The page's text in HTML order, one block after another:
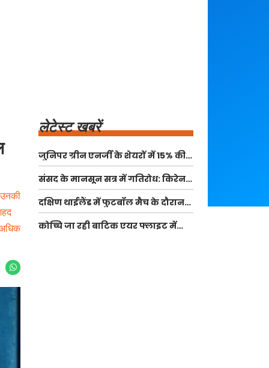
लेटेस्ट खबरें
जुनिपर ग्रीन एनर्जी के शेयरों में 15% की
वृद्धि, आईपीओ में मिली अभूतपूर्व मांग
संसद के मानसून सत्र में गतिरोध: किरेन
रिजिजू और राहुल गांधी की बातचीत
दक्षिण थाईलैंड में फुटबॉल मैच के दौरान
बिजली गिरने से खिलाड़ी की मौत
कोच्चि जा रही बाटिक एयर फ्लाइट में